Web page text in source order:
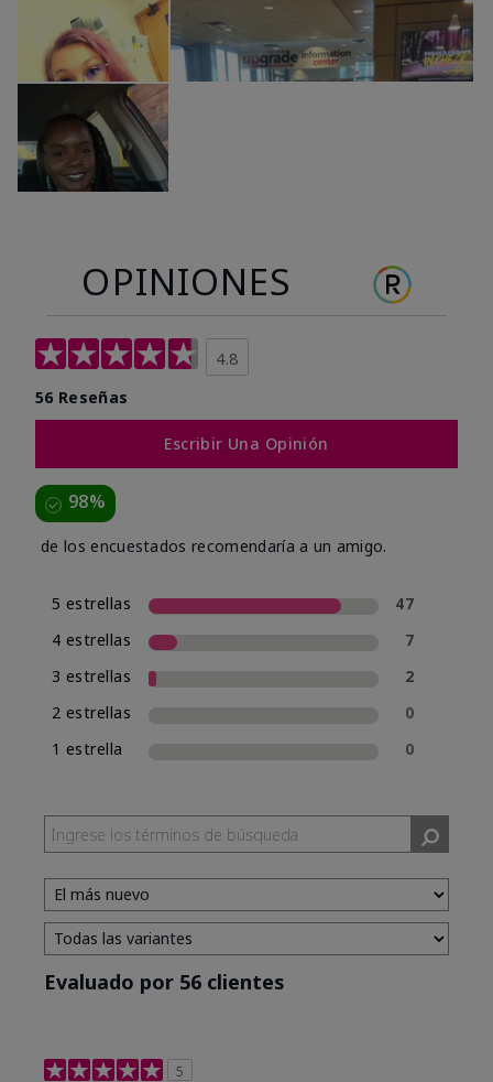
OPINIONES
4.8
56 Reseñas
Escribir Una Opinión
98%
de los encuestados recomendaría a un amigo.
5 estrellas
47
4 estrellas
7
3 estrellas
2
2 estrellas
0
1 estrella
0
Evaluado por 56 clientes
5